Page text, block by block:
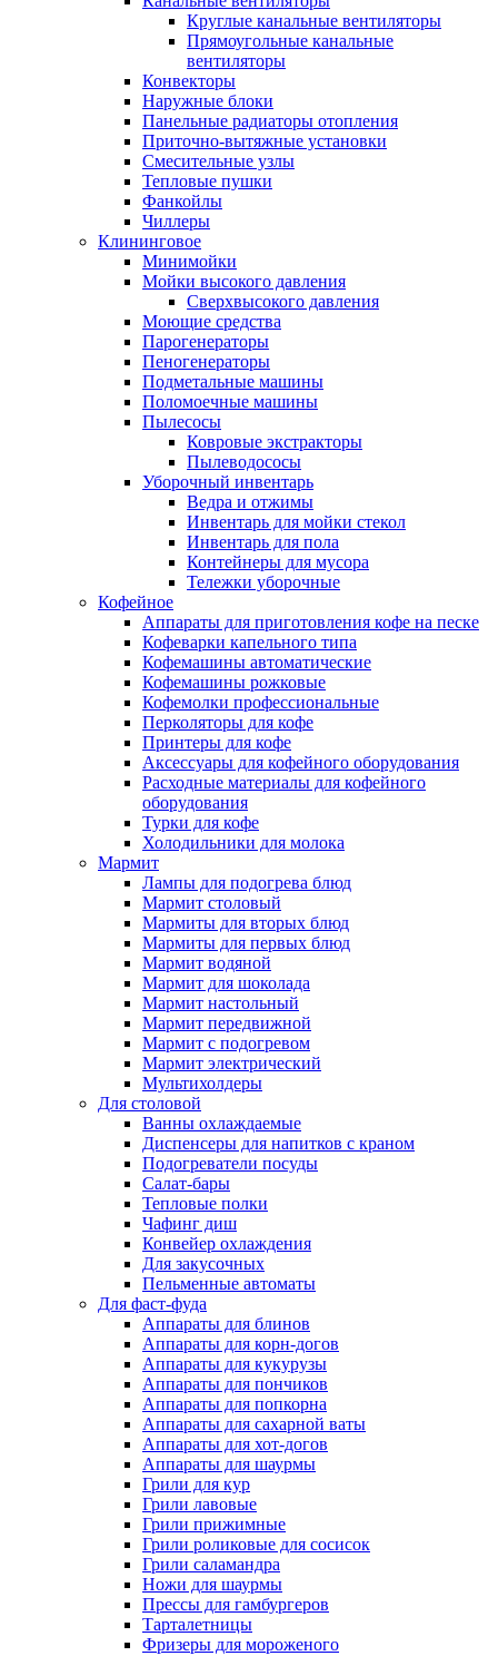
Круглые канальные вентиляторы
Прямоугольные канальные
вентиляторы
Конвекторы
Наружные блоки
Панельные радиаторы отопления
Приточно-вытяжные установки
Смесительные узлы
Тепловые пушки
Фанкойлы
Чиллеры
Клининговое
Минимойки
Мойки высокого давления
Сверхвысокого давления
Моющие средства
Парогенераторы
Пеногенераторы
Подметальные машины
Поломоечные машины
Пылесосы
Ковровые экстракторы
Пылеводососы
Уборочный инвентарь
Ведра и отжимы
Инвентарь для мойки стекол
Инвентарь для пола
Контейнеры для мусора
Тележки уборочные
Кофейное
Аппараты для приготовления кофе на песке
Кофеварки капельного типа
Кофемашины автоматические
Кофемашины рожковые
Кофемолки профессиональные
Перколяторы для кофе
Принтеры для кофе
Аксессуары для кофейного оборудования
Расходные материалы для кофейного
оборудования
Турки для кофе
Холодильники для молока
Мармит
Лампы для подогрева блюд
Мармит столовый
Мармиты для вторых блюд
Мармиты для первых блюд
Мармит водяной
Мармит для шоколада
Мармит настольный
Мармит передвижной
Мармит с подогревом
Мармит электрический
Мультихолдеры
Для столовой
Ванны охлаждаемые
Диспенсеры для напитков с краном
Подогреватели посуды
Салат-бары
Тепловые полки
Чафинг диш
Конвейер охлаждения
Для закусочных
Пельменные автоматы
Для фаст-фуда
Аппараты для блинов
Аппараты для корн-догов
Аппараты для кукурузы
Аппараты для пончиков
Аппараты для попкорна
Аппараты для сахарной ваты
Аппараты для хот-догов
Аппараты для шаурмы
Грили для кур
Грили лавовые
Грили прижимные
Грили роликовые для сосисок
Грили саламандра
Ножи для шаурмы
Прессы для гамбургеров
Тарталетницы
Фризеры для мороженого